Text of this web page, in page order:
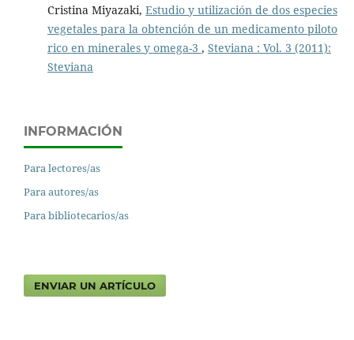
Cristina Miyazaki, Estudio y utilización de dos especies
vegetales para la obtención de un medicamento piloto
rico en minerales y omega-3 , Steviana : Vol. 3 (2011):
Steviana
INFORMACIÓN
Para lectores/as
Para autores/as
Para bibliotecarios/as
ENVIAR UN ARTÍCULO